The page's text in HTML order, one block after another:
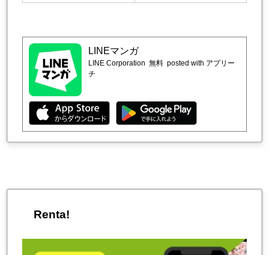
LINEマンガ
LINE Corporation 無料 posted with アプリー
チ
Renta!